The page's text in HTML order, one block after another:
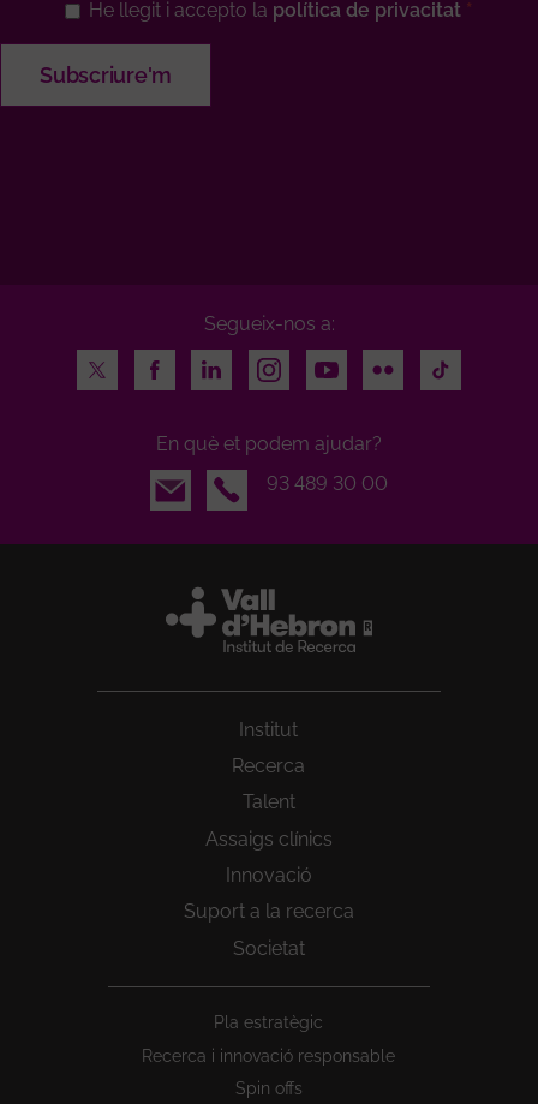
He llegit i accepto la política de privacitat
Segueix-nos a:
Twitter
FacebookLinkedInInstagramYoutubeFlickr TikTok
En què et podem ajudar?
Email
93 489 30 00
Institut
Recerca
Talent
Assaigs clínics
Innovació
Suport a la recerca
Societat
Pla estratègic
Recerca i innovació responsable
Spin offs